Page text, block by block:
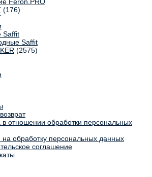
Feron.PRO
(176)
Saffit
Saffit
(2575)
в отношении обработки персональных
на обработку персональных данных
соглашение